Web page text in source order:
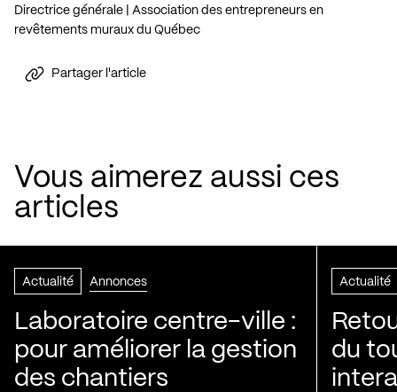
Directrice générale | Association des entrepreneurs en
revêtements muraux du Québec
Partager l'article
Vous aimerez aussi ces
articles
Actualité Annonces
Laboratoire centre-ville :
pour améliorer la gestion
des chantiers
Actualité
du